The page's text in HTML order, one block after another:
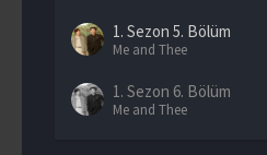
1. Sezon 5. Bölüm
Me and Thee
1. Sezon 6. Bölüm
Me and Thee